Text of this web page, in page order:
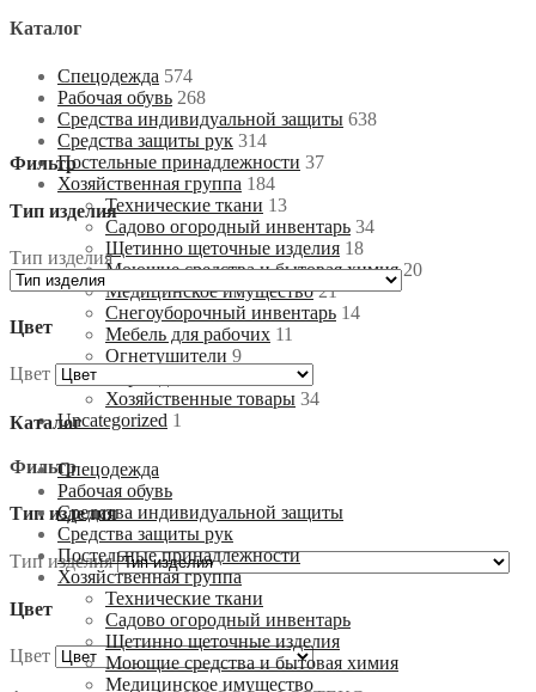
Каталог
Спецодежда 574
Рабочая обувь 268
Средства индивидуальной защиты 638
Средства защиты рук 314
Постельные принадлежности 37
Хозяйственная группа 184
Технические ткани 13
Садово огородный инвентарь 34
Щетинно щеточные изделия 18
Моющие средства и бытовая химия 20
Медицинское имущество 21
Снегоуборочный инвентарь 14
Мебель для рабочих 11
Огнетушители 9
Хозяйственные товары 34
Uncategorized 1
Фильтр
Тип изделия
Тип изделия
Цвет
Цвет
Фильтр
Тип изделия
Тип изделия
Цвет
Цвет
Каталог
Спецодежда
Рабочая обувь
Средства индивидуальной защиты
Средства защиты рук
Постельные принадлежности
Хозяйственная группа
Технические ткани
Садово огородный инвентарь
Щетинно щеточные изделия
Моющие средства и бытовая химия
Медицинское имущество